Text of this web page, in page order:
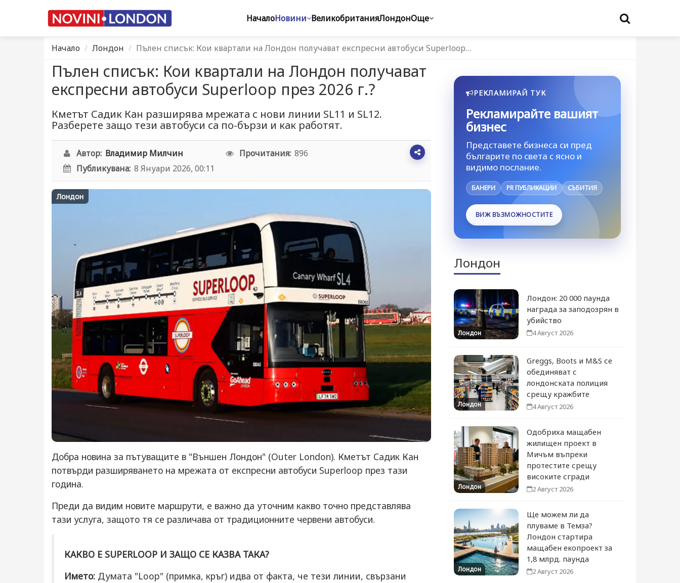
НачалоНовини ВеликобританияЛондонОще
Начало Лондон Пълен списък: Кои квартали на Лондон получават експресни автобуси Superloop…
Пълен списък: Кои квартали на Лондон получават
експресни автобуси Superloop през 2026 г.?
Кметът Садик Кан разширява мрежата с нови линии SL11 и SL12.
Разберете защо тези автобуси са по-бързи и как работят.
Автор: Владимир Милчин Прочитания: 896
Публикувана: 8 Януари 2026, 00:11
Лондон
Добра новина за пътуващите в "Външен Лондон" (Outer London). Кметът Садик Кан
потвърди разширяването на мрежата от експресни автобуси Superloop през тази
година.
Преди да видим новите маршрути, е важно да уточним какво точно представлява
тази услуга, защото тя се различава от традиционните червени автобуси.
КАКВО Е SUPERLOOP И ЗАЩО СЕ КАЗВА ТАКА?
Името: Думата "Loop" (примка, кръг) идва от факта, че тези линии, свързани
РЕКЛАМИРАЙ ТУК
Рекламирайте вашият
бизнес
Представете бизнеса си пред
българите по света с ясно и
видимо послание.
БАНЕРИ PR ПУБЛИКАЦИИ СЪБИТИЯ
ВИЖ ВЪЗМОЖНОСТИТЕ
Лондон
Лондон
Лондон: 20 000 паунда
награда за заподозрян в
убийство
4 Август 2026
Лондон
Greggs, Boots и M&S се
обединяват с
лондонската полиция
срещу кражбите
4 Август 2026
Лондон
Одобриха мащабен
жилищен проект в
Мичъм въпреки
протестите срещу
високите сгради
2 Август 2026
Лондон
Ще можем ли да
плуваме в Темза?
Лондон стартира
мащабен екопроект за
1,8 млрд. паунда
2 Август 2026